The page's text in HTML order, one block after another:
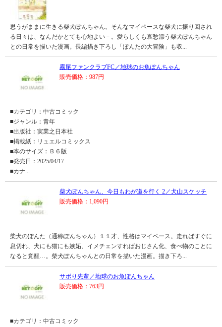
思うがままに生きる柴犬ぽんちゃん。そんなマイペースな柴犬に振り回され
る日々は、なんだかとても心地よい－。愛らしくも哀愁漂う柴犬ぽんちゃん
との日常を描いた漫画。長編描き下ろし「ぽんたの大冒険」も収...
霧尾ファンクラブFC／地球のお魚ぽんちゃん
販売価格：987円
■カテゴリ：中古コミック
■ジャンル：青年
■出版社：実業之日本社
■掲載紙：リュエルコミックス
■本のサイズ：Ｂ６版
■発売日：2025/04/17
■カナ...
柴犬ぽんちゃん、今日もわが道を行く 2／犬山スケッチ
販売価格：1,090円
柴犬のぽんた（通称ぽんちゃん）１１才、性格はマイペース。走ればすぐに
息切れ、犬にも猫にも嫉妬、イメチェンすればおじさん化、食べ物のことに
なると覚醒…。柴犬ぽんちゃんとの日常を描いた漫画。描き下ろ...
サボり先輩／地球のお魚ぽんちゃん
販売価格：763円
■カテゴリ：中古コミック